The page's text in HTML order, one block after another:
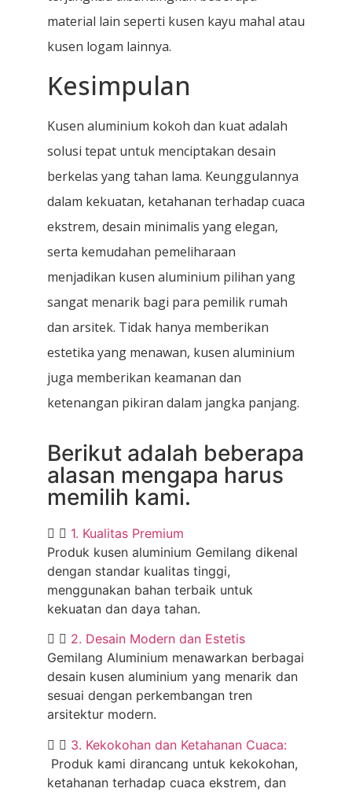
material lain seperti kusen kayu mahal atau
kusen logam lainnya.
Kesimpulan
Kusen aluminium kokoh dan kuat adalah
solusi tepat untuk menciptakan desain
berkelas yang tahan lama. Keunggulannya
dalam kekuatan, ketahanan terhadap cuaca
ekstrem, desain minimalis yang elegan,
serta kemudahan pemeliharaan
menjadikan kusen aluminium pilihan yang
sangat menarik bagi para pemilik rumah
dan arsitek. Tidak hanya memberikan
estetika yang menawan, kusen aluminium
juga memberikan keamanan dan
ketenangan pikiran dalam jangka panjang.
Berikut adalah beberapa
alasan mengapa harus
memilih kami.
1. Kualitas Premium
Produk kusen aluminium Gemilang dikenal
dengan standar kualitas tinggi,
menggunakan bahan terbaik untuk
kekuatan dan daya tahan.
2. Desain Modern dan Estetis
Gemilang Aluminium menawarkan berbagai
desain kusen aluminium yang menarik dan
sesuai dengan perkembangan tren
arsitektur modern.
3. Kekokohan dan Ketahanan Cuaca:
Produk kami dirancang untuk kekokohan,
ketahanan terhadap cuaca ekstrem, dan